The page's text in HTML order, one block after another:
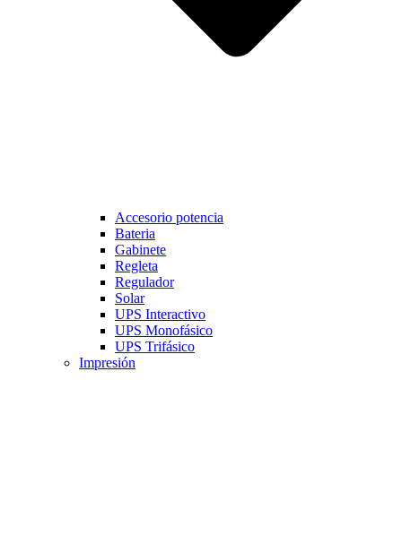
Accesorio potencia
Bateria
Gabinete
Regleta
Regulador
Solar
UPS Interactivo
UPS Monofásico
UPS Trifásico
Impresión